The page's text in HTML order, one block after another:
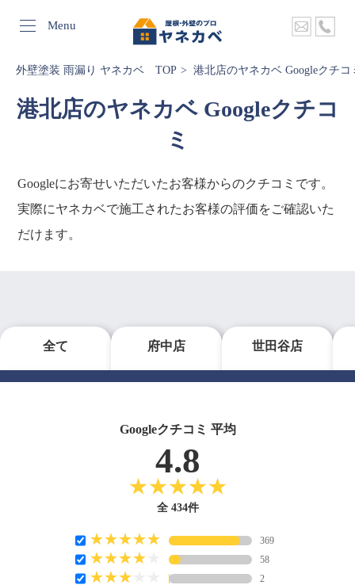
Menu
外壁塗装 雨漏り ヤネカベ TOP 港北店のヤネカベ Googleクチコ
港北店のヤネカベ Googleクチコ
ミ
Googleにお寄せいただいたお客様からのクチコミです。
実際にヤネカベで施工されたお客様の評価をご確認いた
だけます。
全て 府中店 世田谷店
Googleクチコミ 平均
4.8
全 434件
369
58
2